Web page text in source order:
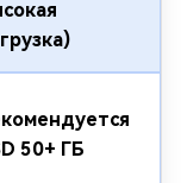
50+ ГБ